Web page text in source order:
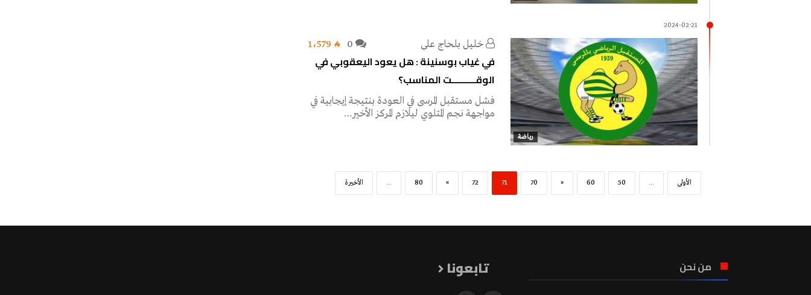
2024-02-21
رياضة
خليل‭ ‬بلحاج‭ ‬علي 1٬579
في غياب بوسنينة : هل يعود اليعقوبي في
الوقــــــــــت المناسب؟
فشل مستقبل المرسى في العودة بنتيجة إيجابية في
مواجهة نجم المتلوي ليلازم المركز الأخير…
‫الأولى‬ ...
50
60
«
70
71
72
»
80
... ‫الأخيرة‬
من نحن تابعونا